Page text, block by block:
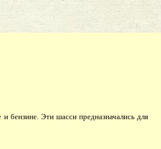
бензине. Эти шасси предназначались для